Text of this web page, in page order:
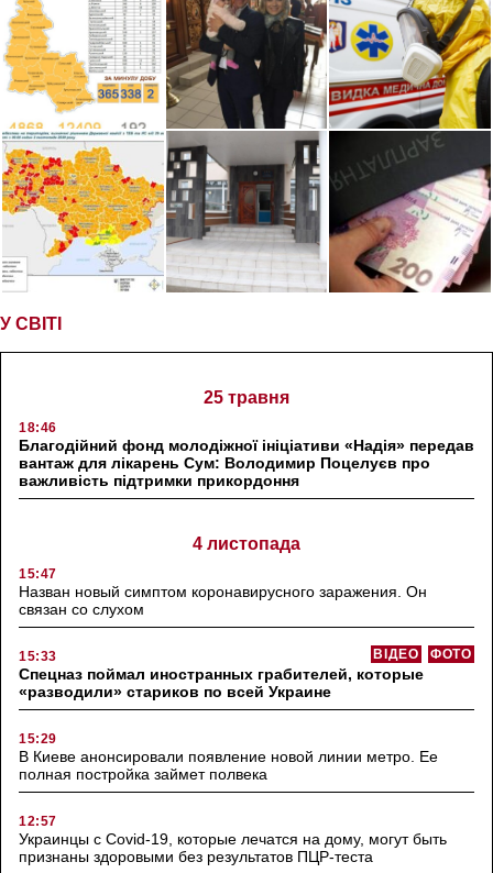
У СВІТІ
25 травня
18:46
Благодійний фонд молодіжної ініціативи «Надія» передав
вантаж для лікарень Сум: Володимир Поцелуєв про
важливість підтримки прикордоння
4 листопада
15:47
Назван новый симптом коронавирусного заражения. Он
связан со слухом
15:33 ФОТО
ВІДЕО
Спецназ поймал иностранных грабителей, которые
«разводили» стариков по всей Украине
15:29
В Киеве анонсировали появление новой линии метро. Ее
полная постройка займет полвека
12:57
Украинцы с Covid-19, которые лечатся на дому, могут быть
признаны здоровыми без результатов ПЦР-теста